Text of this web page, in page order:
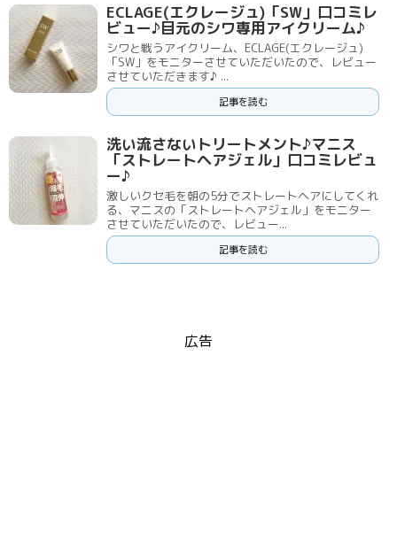
ECLAGE(エクレージュ)「SW」口コミレ
ビュー♪目元のシワ専用アイクリーム♪
シワと戦うアイクリーム、ECLAGE(エクレージュ)
「SW」をモニターさせていただいたので、レビュー
させていただきます♪ ...
記事を読む
洗い流さないトリートメント♪マニス
「ストレートヘアジェル」口コミレビュ
ー♪
激しいクセ毛を朝の5分でストレートヘアにしてくれ
る、マニスの「ストレートヘアジェル」をモニター
させていただいたので、レビュー...
記事を読む
広告